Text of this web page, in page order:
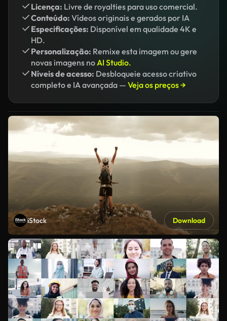
Licença: Livre de royalties para uso comercial.
Conteúdo: Vídeos originais e gerados por IA
Especificações: Disponível em qualidade 4K e
HD.
Personalização: Remixe esta imagem ou gere
novas imagens noAI Studio.
Níveis de acesso: Desbloqueie acesso criativo
completo e IA avançada — Veja os preços →
iStock Download